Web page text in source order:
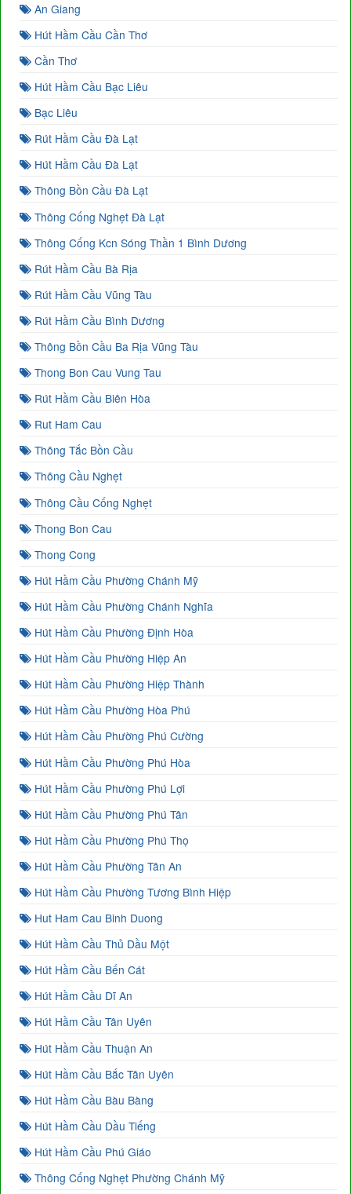
An Giang
Hút Hầm Cầu Cần Thơ
Cần Thơ
Hút Hầm Cầu Bạc Liêu
Bạc Liêu
Rút Hầm Cầu Đà Lạt
Hút Hầm Cầu Đà Lạt
Thông Bồn Cầu Đà Lạt
Thông Cống Nghẹt Đà Lạt
Thông Cống Kcn Sóng Thần 1 Bình Dương
Rút Hầm Cầu Bà Rịa
Rút Hầm Cầu Vũng Tàu
Rút Hầm Cầu Bình Dương
Thông Bồn Cầu Ba Rịa Vũng Tàu
Thong Bon Cau Vung Tau
Rút Hầm Cầu Biên Hòa
Rut Ham Cau
Thông Tắc Bồn Cầu
Thông Cầu Nghẹt
Thông Cầu Cống Nghẹt
Thong Bon Cau
Thong Cong
Hút Hầm Cầu Phường Chánh Mỹ
Hút Hầm Cầu Phường Chánh Nghĩa
Hút Hầm Cầu Phường Định Hòa
Hút Hầm Cầu Phường Hiệp An
Hút Hầm Cầu Phường Hiệp Thành
Hút Hầm Cầu Phường Hòa Phú
Hút Hầm Cầu Phường Phú Cường
Hút Hầm Cầu Phường Phú Hòa
Hút Hầm Cầu Phường Phú Lợi
Hút Hầm Cầu Phường Phú Tân
Hút Hầm Cầu Phường Phú Thọ
Hút Hầm Cầu Phường Tân An
Hút Hầm Cầu Phường Tương Bình Hiệp
Hut Ham Cau Binh Duong
Hút Hầm Cầu Thủ Dầu Một
Hút Hầm Cầu Bến Cát
Hút Hầm Cầu Dĩ An
Hút Hầm Cầu Tân Uyên
Hút Hầm Cầu Thuận An
Hút Hầm Cầu Bắc Tân Uyên
Hút Hầm Cầu Bàu Bàng
Hút Hầm Cầu Dầu Tiếng
Hút Hầm Cầu Phú Giáo
Thông Cống Nghẹt Phường Chánh Mỹ